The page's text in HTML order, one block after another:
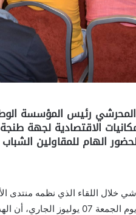
رئيس المؤسسة
الاقتصادية لجهة
الهام للمقاولين
خلال اللقاء الذي نظمه منتدى
07 يولي
وز الجاري، أن